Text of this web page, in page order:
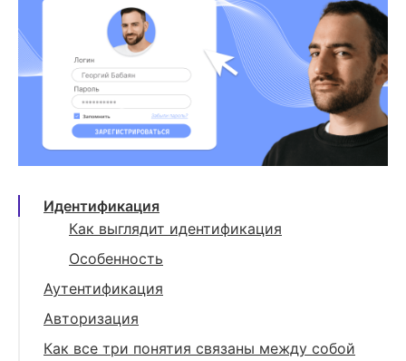
Идентификация
Как выглядит идентификация
Особенность
Аутентификация
В чем суть
Особенность
Авторизация
Что это значит
Как все три понятия связаны между собой